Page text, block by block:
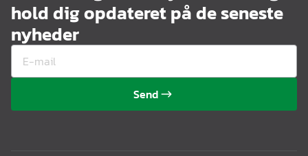
hold dig opdateret på de seneste
nyheder
Send